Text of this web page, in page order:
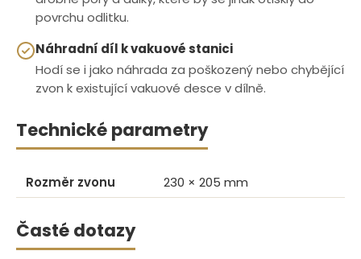
povrchu odlitku.
Náhradní díl k vakuové stanici
Hodí se i jako náhrada za poškozený nebo chybějící
zvon k existující vakuové desce v dílně.
Technické parametry
Rozměr zvonu 230 × 205 mm
Časté dotazy